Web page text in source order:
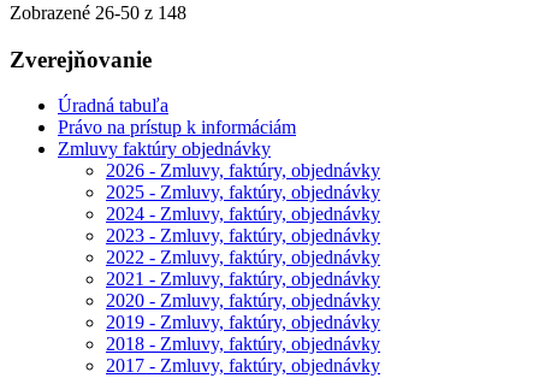
Zobrazené 26-50 z 148
Zverejňovanie
Úradná tabuľa
Právo na prístup k informáciám
Zmluvy faktúry objednávky
2026 - Zmluvy, faktúry, objednávky
2025 - Zmluvy, faktúry, objednávky
2024 - Zmluvy, faktúry, objednávky
2023 - Zmluvy, faktúry, objednávky
2022 - Zmluvy, faktúry, objednávky
2021 - Zmluvy, faktúry, objednávky
2020 - Zmluvy, faktúry, objednávky
2019 - Zmluvy, faktúry, objednávky
2018 - Zmluvy, faktúry, objednávky
2017 - Zmluvy, faktúry, objednávky